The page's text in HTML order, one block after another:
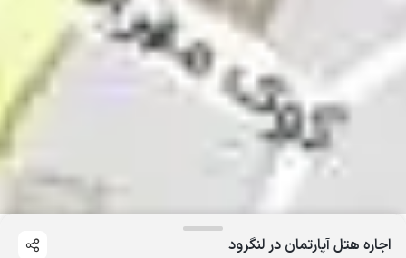
اجاره هتل آپارتمان در لنگرود